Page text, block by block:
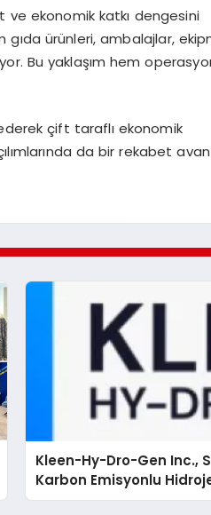
ekonomik katkı dengesini
gıda ürünleri, ambalajlar,
Bu yaklaşım hem
çift taraflı ekonomik
da bir rekabet
Kleen-Hy-Dro-Gen Inc.,
Karbon Emisyonlu
Isıtma Teknolojisinde